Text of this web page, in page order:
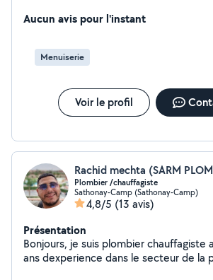
Aucun avis pour l'instant
Menuiserie
Voir le profil
Rachid mechta (SARM
Plombier /chauffagiste
Sathonay-Camp (Sathonay-Camp)
4,8/5 (13 avis)
Présentation
Bonjours, je suis plombier chauffagiste
ans dexperience dans le secteur de la